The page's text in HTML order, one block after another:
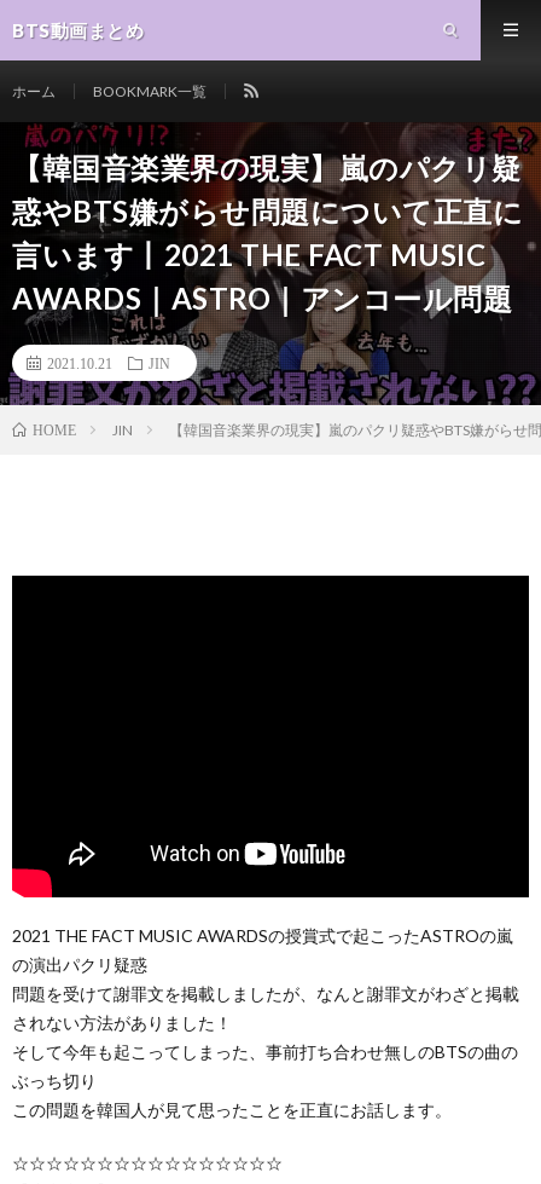
BTS動画まとめ
ホーム BOOKMARK一覧
【韓国音楽業界の現実】嵐のパクリ疑
惑やBTS嫌がらせ問題について正直に
言います丨2021 THE FACT MUSIC
AWARDS｜ASTRO｜アンコール問題
2021.10.21 JIN
HOME JIN 【韓国音楽業界の現実】嵐のパクリ疑惑やBTS嫌がらせ
2021 THE FACT MUSIC AWARDSの授賞式で起こったASTROの嵐
の演出パクリ疑惑
問題を受けて謝罪文を掲載しましたが、なんと謝罪文がわざと掲載
されない方法がありました！
そして今年も起こってしまった、事前打ち合わせ無しのBTSの曲の
ぶっち切り
この問題を韓国人が見て思ったことを正直にお話します。
☆☆☆☆☆☆☆☆☆☆☆☆☆☆☆☆